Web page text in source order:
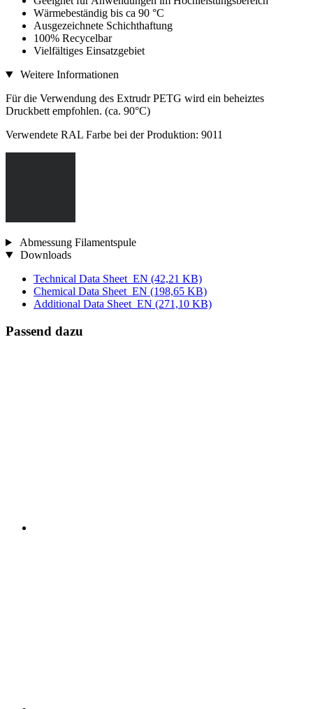
Wärmebeständig bis ca 90 °C
Ausgezeichnete Schichthaftung
100% Recycelbar
Vielfältiges Einsatzgebiet
Weitere Informationen
Für die Verwendung des Extrudr PETG wird ein beheiztes
Druckbett empfohlen. (ca. 90°C)
Verwendete RAL Farbe bei der Produktion: 9011
Abmessung Filamentspule
Downloads
Technical Data Sheet_EN (42,21 KB)
Chemical Data Sheet_EN (198,65 KB)
Additional Data Sheet_EN (271,10 KB)
Passend dazu